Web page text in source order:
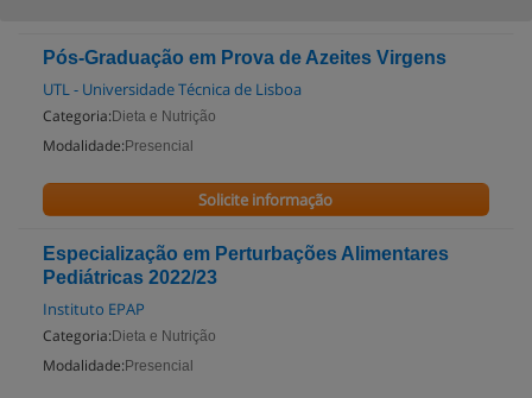
Pós-Graduação em Prova de Azeites Virgens
UTL - Universidade Técnica de Lisboa
Categoria: Dieta e Nutrição
Modalidade: Presencial
Solicite informação
Especialização em Perturbações Alimentares
Pediátricas 2022/23
Instituto EPAP
Categoria: Dieta e Nutrição
Modalidade: Presencial